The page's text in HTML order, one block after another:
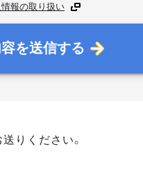
報の取り扱い
を送信する
りください。